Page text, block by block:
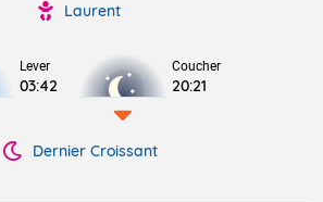
Laurent
Lever
03:42
Coucher
20:21
Dernier Croissant